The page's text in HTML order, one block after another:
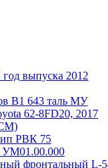
выпуска 2012
В1 643 таль МУ
62-8FD20, 2017
РВК 75
УМ01.00.000
фронтальный L-